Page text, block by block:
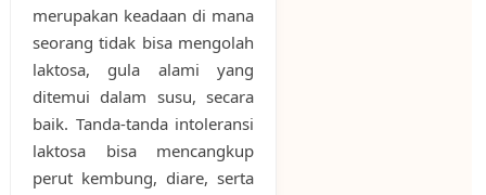
merupakan keadaan di mana
seorang tidak bisa mengolah
laktosa, gula alami yang
ditemui dalam susu, secara
baik. Tanda-tanda intoleransi
laktosa bisa mencangkup
perut kembung, diare, serta